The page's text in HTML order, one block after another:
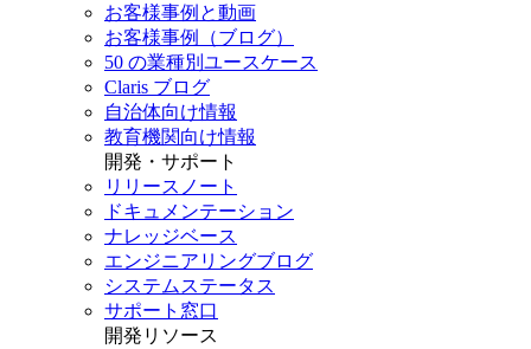
お客様事例と動画
お客様事例（ブログ）
50 の業種別ユースケース
Claris ブログ
自治体向け情報
教育機関向け情報
開発・サポート
リリースノート
ドキュメンテーション
ナレッジベース
エンジニアリングブログ
システムステータス
サポート窓口
開発リソース